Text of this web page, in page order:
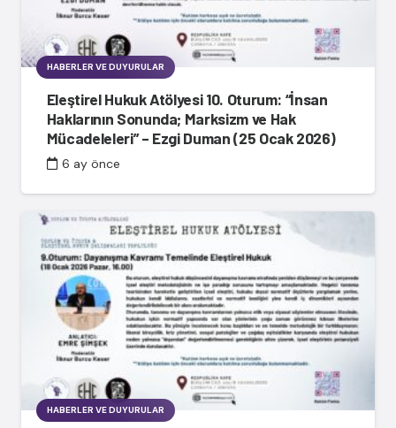
HABERLER VE DUYURULAR
Eleştirel Hukuk Atölyesi 10. Oturum: “İnsan
Haklarının Sonunda; Marksizm ve Hak
Mücadeleleri” – Ezgi Duman (25 Ocak 2026)
6 ay önce
HABERLER VE DUYURULAR